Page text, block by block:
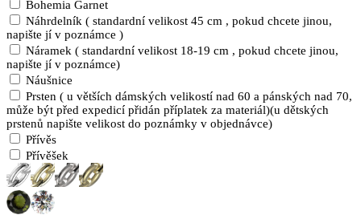
Bohemia Garnet
Náhrdelník ( standardní velikost 45 cm , pokud chcete jinou,
napište jí v poznámce )
Náramek ( standardní velikost 18-19 cm , pokud chcete jinou,
napište jí v poznámce)
Náušnice
Prsten ( u větších dámských velikostí nad 60 a pánských nad 70,
může být před expedicí přidán příplatek za materiál)(u dětských
prstenů napište velikost do poznámky v objednávce)
Přívěs
Přívěšek